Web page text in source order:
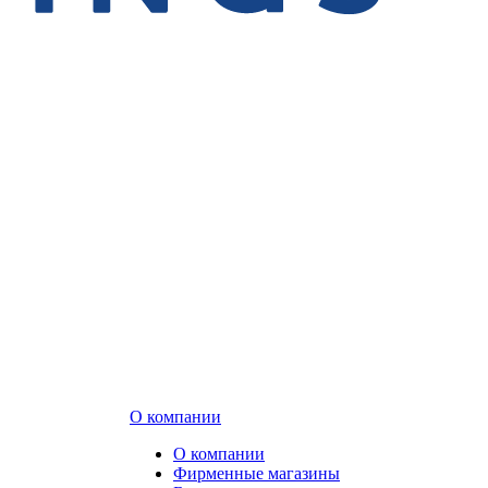
О компании
О компании
Фирменные магазины